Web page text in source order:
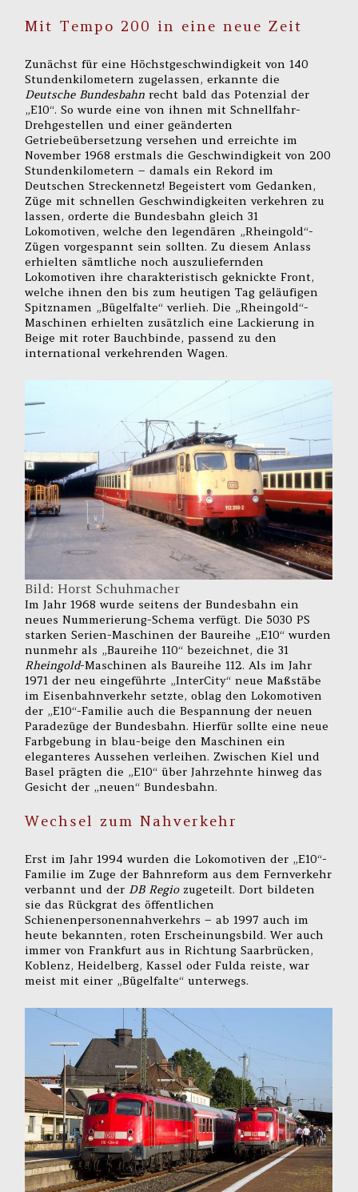
Mit Tempo 200 in eine neue Zeit
Zunächst für eine Höchstgeschwindigkeit von 140
Stundenkilometern zugelassen, erkannte die
Deutsche Bundesbahn recht bald das Potenzial der
„E10“. So wurde eine von ihnen mit Schnellfahr-
Drehgestellen und einer geänderten
Getriebeübersetzung versehen und erreichte im
November 1968 erstmals die Geschwindigkeit von 200
Stundenkilometern – damals ein Rekord im
Deutschen Streckennetz! Begeistert vom Gedanken,
Züge mit schnellen Geschwindigkeiten verkehren zu
lassen, orderte die Bundesbahn gleich 31
Lokomotiven, welche den legendären „Rheingold“-
Zügen vorgespannt sein sollten. Zu diesem Anlass
erhielten sämtliche noch auszuliefernden
Lokomotiven ihre charakteristisch geknickte Front,
welche ihnen den bis zum heutigen Tag geläufigen
Spitznamen „Bügelfalte“ verlieh. Die „Rheingold“-
Maschinen erhielten zusätzlich eine Lackierung in
Beige mit roter Bauchbinde, passend zu den
international verkehrenden Wagen.
Bild: Horst Schuhmacher
Im Jahr 1968 wurde seitens der Bundesbahn ein
neues Nummerierung-Schema verfügt. Die 5030 PS
starken Serien-Maschinen der Baureihe „E10“ wurden
nunmehr als „Baureihe 110“ bezeichnet, die 31
Rheingold-Maschinen als Baureihe 112. Als im Jahr
1971 der neu eingeführte „InterCity“ neue Maßstäbe
im Eisenbahnverkehr setzte, oblag den Lokomotiven
der „E10“-Familie auch die Bespannung der neuen
Paradezüge der Bundesbahn. Hierfür sollte eine neue
Farbgebung in blau-beige den Maschinen ein
eleganteres Aussehen verleihen. Zwischen Kiel und
Basel prägten die „E10“ über Jahrzehnte hinweg das
Gesicht der „neuen“ Bundesbahn.
Wechsel zum Nahverkehr
Erst im Jahr 1994 wurden die Lokomotiven der „E10“-
Familie im Zuge der Bahnreform aus dem Fernverkehr
verbannt und der DB Regiozugeteilt. Dort bildeten
sie das Rückgrat des öffentlichen
Schienenpersonennahverkehrs – ab 1997 auch im
heute bekannten, roten Erscheinungsbild. Wer auch
immer von Frankfurt aus in Richtung Saarbrücken,
Koblenz, Heidelberg, Kassel oder Fulda reiste, war
meist mit einer „Bügelfalte“ unterwegs.